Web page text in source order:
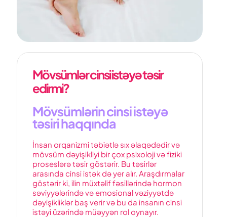
Mövsümlər cinsi istəyə təsir
edirmi?
Mövsümlərin cinsi istəyə
təsiri haqqında
İnsan orqanizmi təbiətlə sıx əlaqədədir və
mövsüm dəyişikliyi bir çox psixoloji və fiziki
proseslərə təsir göstərir. Bu təsirlər
arasında cinsi istək də yer alır. Araşdırmalar
göstərir ki, ilin müxtəlif fəsillərində hormon
səviyyələrində və emosional vəziyyətdə
dəyişikliklər baş verir və bu da insanın cinsi
istəyi üzərində müəyyən rol oynayır.